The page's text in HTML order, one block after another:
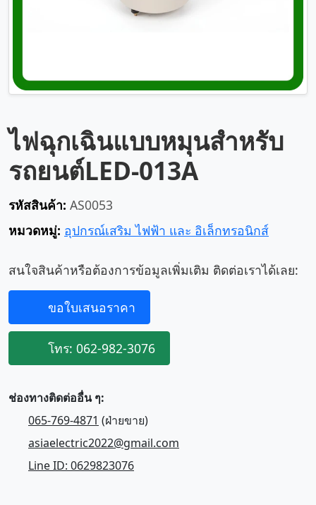
ไฟฉุกเฉินแบบหมุนสำหรับ
รถยนต์LED-013A
รหัสสินค้า: AS0053
หมวดหมู่: อุปกรณ์เสริม ไฟฟ้า และ อิเล็กทรอนิกส์
สนใจสินค้าหรือต้องการข้อมูลเพิ่มเติม ติดต่อเราได้เลย:
ขอใบเสนอราคา
โทร: 062-982-3076
ช่องทางติดต่ออื่น ๆ:
065-769-4871 (ฝ่ายขาย)
asiaelectric2022@gmail.com
Line ID: 0629823076